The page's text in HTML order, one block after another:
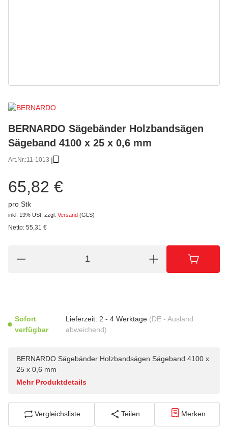
BERNARDO Sägebänder Holzbandsägen
Sägeband 4100 x 25 x 0,6 mm
Art.Nr.:11-1013
65,82 €
pro Stk
inkl. 19% USt. zzgl. Versand (GLS)
Netto: 55,31 €
Sofort
verfügbar
Lieferzeit: 2 - 4 Werktage (DE - Ausland
abweichend)
BERNARDO Sägebänder Holzbandsägen Sägeband 4100 x
25 x 0,6 mm
Mehr Produktdetails
Vergleichsliste Teilen Merken